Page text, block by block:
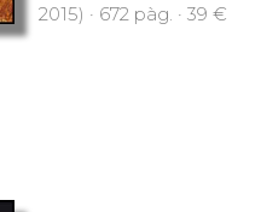
2015) · 672 pàg. · 39 €